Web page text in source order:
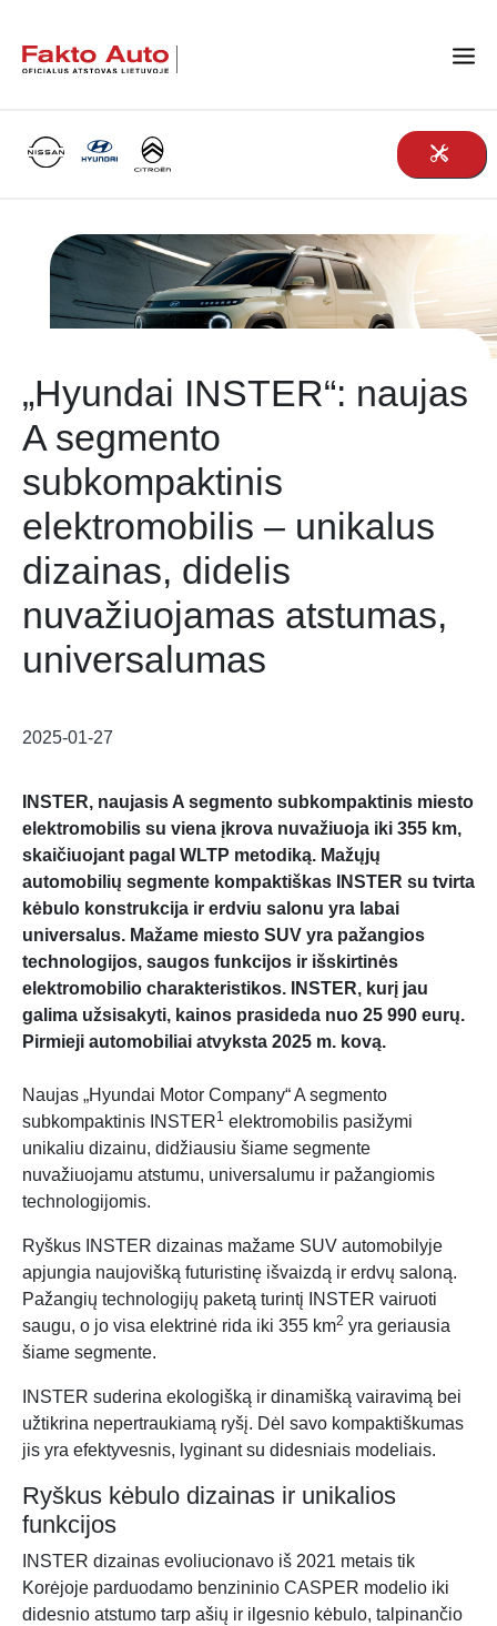
Main Navigation
„Hyundai INSTER“: naujas
A segmento
subkompaktinis
elektromobilis – unikalus
dizainas, didelis
nuvažiuojamas atstumas,
universalumas
2025-01-27
INSTER, naujasis A segmento subkompaktinis miesto
elektromobilis su viena įkrova nuvažiuoja iki 355 km,
skaičiuojant pagal WLTP metodiką. Mažųjų
automobilių segmente kompaktiškas INSTER su tvirta
kėbulo konstrukcija ir erdviu salonu yra labai
universalus. Mažame miesto SUV yra pažangios
technologijos, saugos funkcijos ir išskirtinės
elektromobilio charakteristikos. INSTER, kurį jau
galima užsisakyti, kainos prasideda nuo 25 990 eurų.
Pirmieji automobiliai atvyksta 2025 m. kovą.
Naujas „Hyundai Motor Company“ A segmento
subkompaktinis INSTER1 elektromobilis pasižymi
unikaliu dizainu, didžiausiu šiame segmente
nuvažiuojamu atstumu, universalumu ir pažangiomis
technologijomis.
Ryškus INSTER dizainas mažame SUV automobilyje
apjungia naujovišką futuristinę išvaizdą ir erdvų saloną.
Pažangių technologijų paketą turintį INSTER vairuoti
saugu, o jo visa elektrinė rida iki 355 km2 yra geriausia
šiame segmente.
INSTER suderina ekologišką ir dinamišką vairavimą bei
užtikrina nepertraukiamą ryšį. Dėl savo kompaktiškumas
jis yra efektyvesnis, lyginant su didesniais modeliais.
Ryškus kėbulo dizainas ir unikalios
funkcijos
INSTER dizainas evoliucionavo iš 2021 metais tik
Korėjoje parduodamo benzininio CASPER modelio iki
didesnio atstumo tarp ašių ir ilgesnio kėbulo, talpinančio